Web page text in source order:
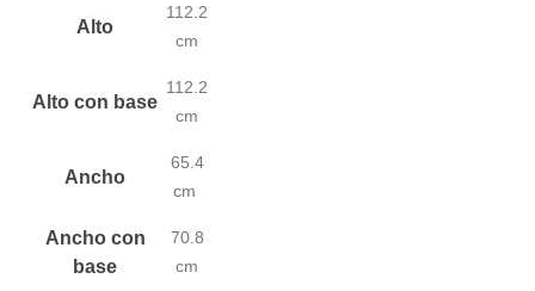
Alto
112.2
cm
Alto con base
112.2
cm
Ancho
65.4
cm
Ancho con
base
70.8
cm